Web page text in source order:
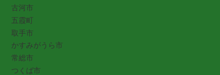
古河市
五霞町
取手市
かすみがうら市
常総市
つくば市